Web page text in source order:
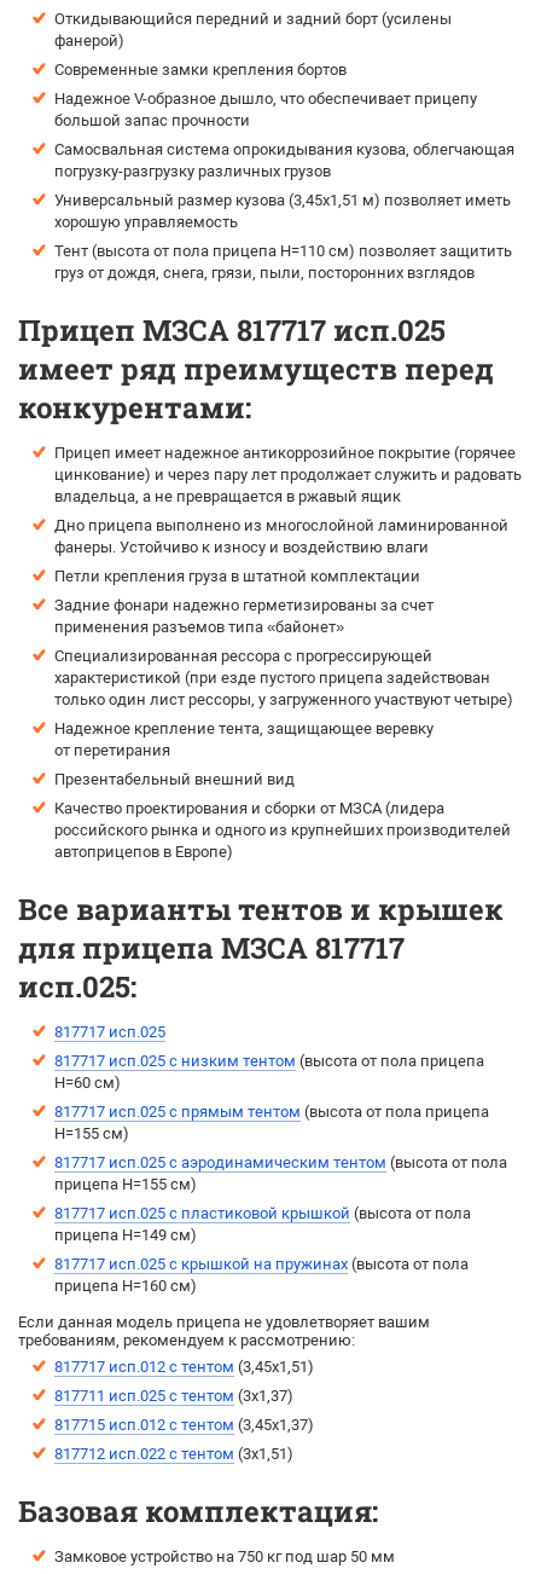
Откидывающийся передний и задний борт (усилены
фанерой)
Современные замки крепления бортов
Надежное V-образное дышло, что обеспечивает прицепу
большой запас прочности
Самосвальная система опрокидывания кузова, облегчающая
погрузку-разгрузку различных грузов
Универсальный размер кузова (3,45х1,51 м) позволяет иметь
хорошую управляемость
Тент (высота от пола прицепа H=110 см) позволяет защитить
груз от дождя, снега, грязи, пыли, посторонних взглядов
Прицеп МЗСА 817717 исп.025
имеет ряд преимуществ перед
конкурентами:
Прицеп имеет надежное антикоррозийное покрытие (горячее
цинкование) и через пару лет продолжает служить и радовать
владельца, а не превращается в ржавый ящик
Дно прицепа выполнено из многослойной ламинированной
фанеры. Устойчиво к износу и воздействию влаги
Петли крепления груза в штатной комплектации
Задние фонари надежно герметизированы за счет
применения разъемов типа «байонет»
Специализированная рессора с прогрессирующей
характеристикой (при езде пустого прицепа задействован
только один лист рессоры, у загруженного участвуют четыре)
Надежное крепление тента, защищающее веревку
от перетирания
Презентабельный внешний вид
Качество проектирования и сборки от МЗСА (лидера
российского рынка и одного из крупнейших производителей
автоприцепов в Европе)
Все варианты тентов и крышек
для прицепа МЗСА 817717
исп.025:
817717 исп.025
817717 исп.025 с низким тентом (высота от пола прицепа
H=60 см)
817717 исп.025 с прямым тентом (выcота от пола прицепа
H=155 см)
817717 исп.025 с аэродинамическим тентом (выcота от пола
прицепа H=155 см)
817717 исп.025 с пластиковой крышкой (высота от пола
прицепа H=149 см)
817717 исп.025 с крышкой на пружинах (высота от пола
прицепа Н=160 см)
Если данная модель прицепа не удовлетворяет вашим
требованиям, рекомендуем к рассмотрению:
817717 исп.012 с тентом (3,45х1,51)
817711 исп.025 с тентом (3х1,37)
817715 исп.012 с тентом (3,45х1,37)
817712 исп.022 с тентом (3х1,51)
Базовая комплектация:
Замковое устройство на 750 кг под шар 50 мм